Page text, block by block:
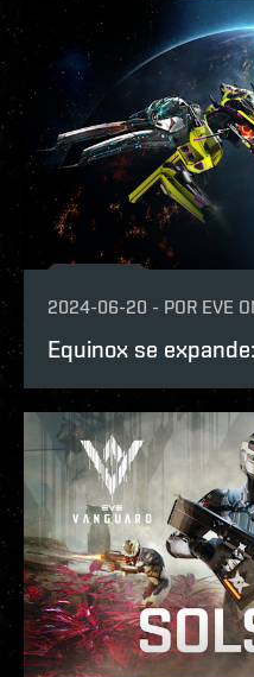
2024-06-20 - POR EVE
Equinox se